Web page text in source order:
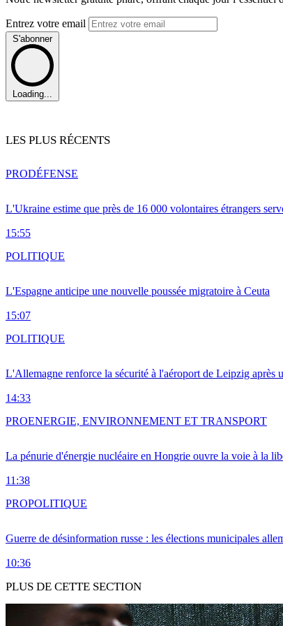
Entrez votre email
S'abonner
Loading...
LES PLUS RÉCENTS
L'Ukraine estime que près de 16 000 volontaires étrangers
15:55
PRODÉFENSE
L'Espagne anticipe une nouvelle poussée migratoire à Ceuta
15:07
POLITIQUE
L'Allemagne renforce la sécurité à l'aéroport de Leipzig après
14:33
POLITIQUE
La pénurie d'énergie nucléaire en Hongrie ouvre la voie à la
11:38
PROENERGIE, ENVIRONNEMENT ET TRANSPORT
Guerre de désinformation russe : les élections municipales
10:36
PROPOLITIQUE
PLUS DE CETTE SECTION